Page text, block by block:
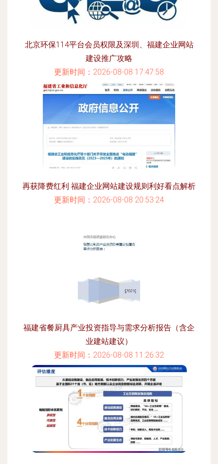
北京环保114平台会员权限及深圳、福建企业网站
建设推广攻略
更新时间：2026-08-08 17:47:58
再获降费红利 福建企业网站建设规则利好看点解析
更新时间：2026-08-08 20:53:24
福建省餐厨具产业投资指导与需求分析报告（含企
业建站建议）
更新时间：2026-08-08 11:26:32